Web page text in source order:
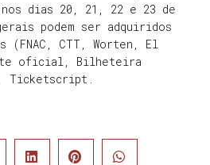
dias 20, 21, 22 e 23 de
podem ser adquiridos
(FNAC, CTT, Worten, El
oficial, Bilheteira
Ticketscript.